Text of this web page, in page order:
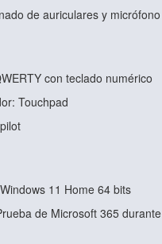
de auriculares y micrófono
con teclado numérico
Touchpad
11 Home 64 bits
de Microsoft 365